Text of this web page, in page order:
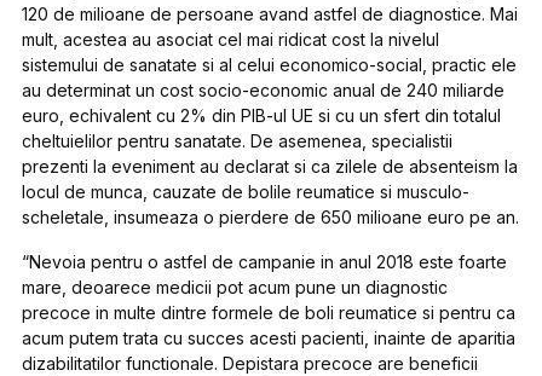
120 de milioane de persoane avand astfel de diagnostice. Mai
mult, acestea au asociat cel mai ridicat cost la nivelul
sistemului de sanatate si al celui economico-social, practic ele
au determinat un cost socio-economic anual de 240 miliarde
euro, echivalent cu 2% din PIB-ul UE si cu un sfert din totalul
cheltuielilor pentru sanatate. De asemenea, specialistii
prezenti la eveniment au declarat si ca zilele de absenteism la
locul de munca, cauzate de bolile reumatice si musculo-
scheletale, insumeaza o pierdere de 650 milioane euro pe an.
“Nevoia pentru o astfel de campanie in anul 2018 este foarte
mare, deoarece medicii pot acum pune un diagnostic
precoce in multe dintre formele de boli reumatice si pentru ca
acum putem trata cu succes acesti pacienti, inainte de aparitia
dizabilitatilor functionale. Depistara precoce are beneficii